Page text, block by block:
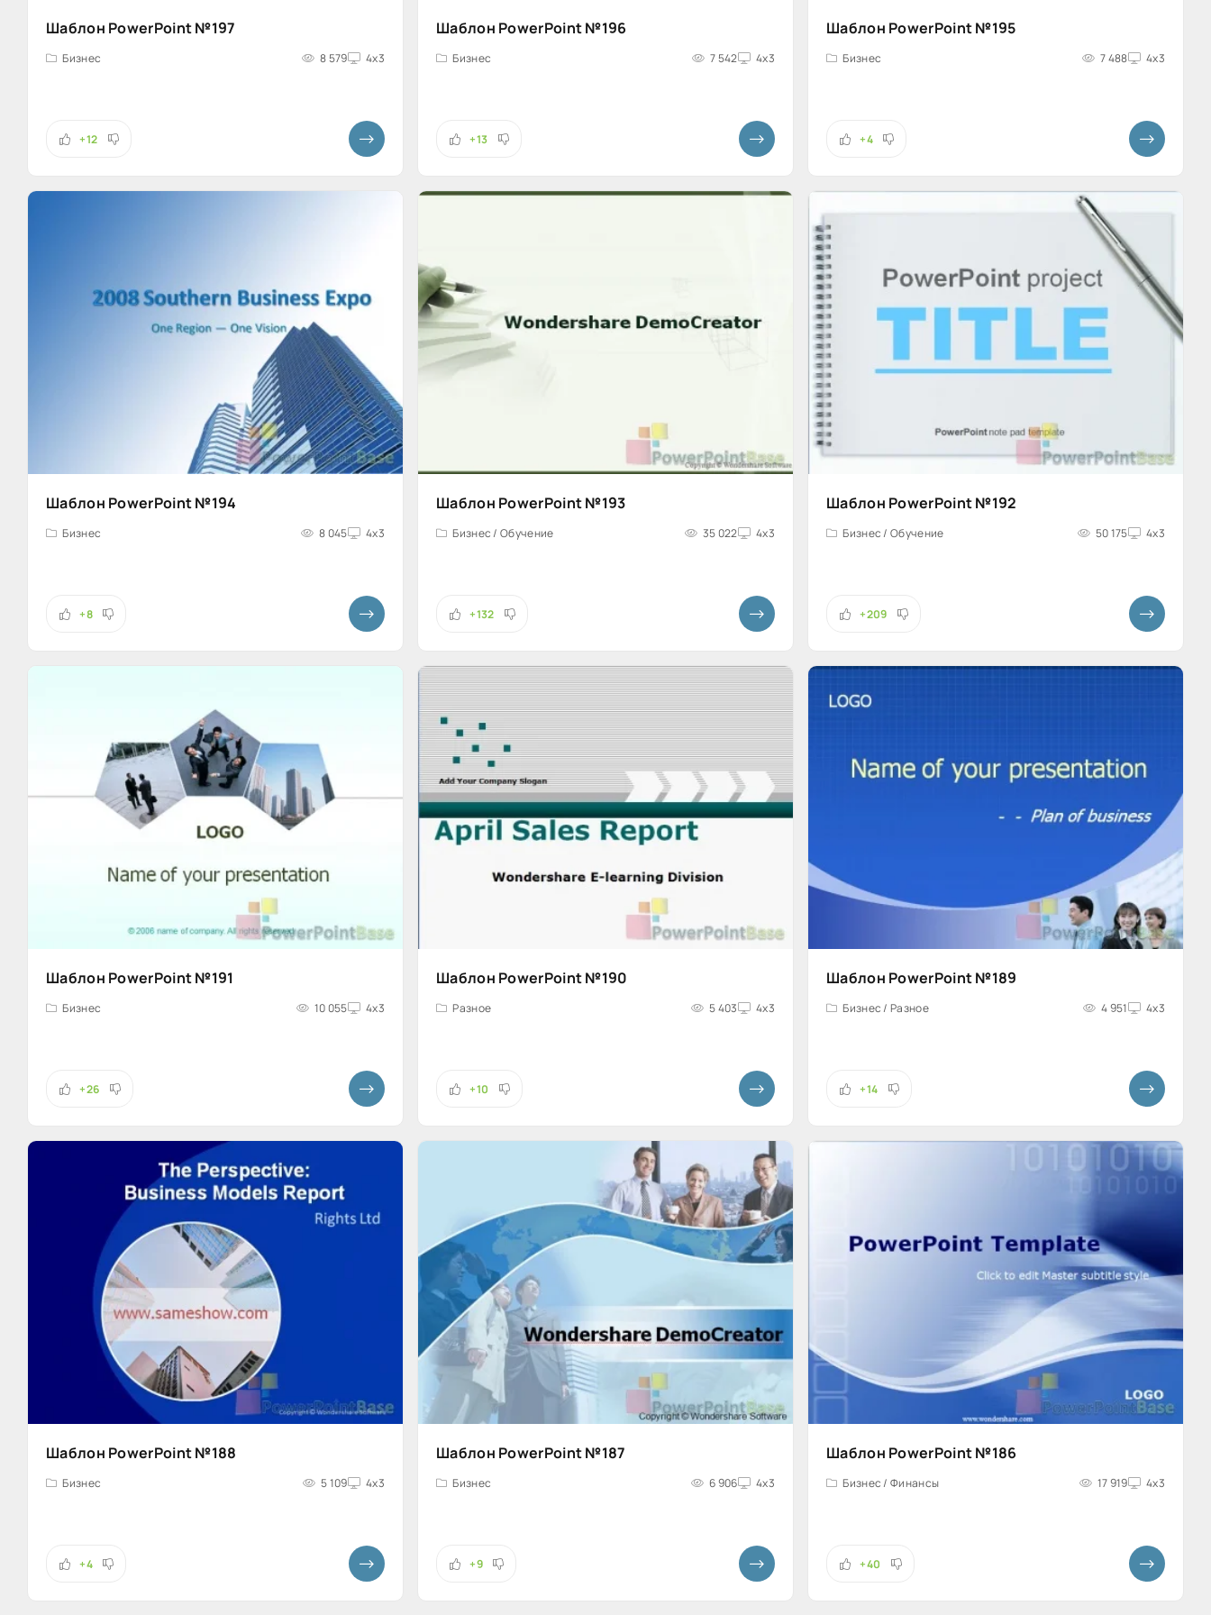
Шаблон PowerPoint №197
Бизнес 8 579 4x3
+12
Шаблон PowerPoint №196
Бизнес 7 542 4x3
+13
Шаблон PowerPoint №195
Бизнес 7 488 4x3
+4
Шаблон PowerPoint №194
Бизнес 8 045 4x3
+8
Шаблон PowerPoint №193
Бизнес / Обучение 35 022 4x3
+132
Шаблон PowerPoint №192
Бизнес / Обучение 50 175 4x3
+209
Шаблон PowerPoint №191
Бизнес 10 055 4x3
+26
Шаблон PowerPoint №190
Разное 5 403 4x3
+10
Шаблон PowerPoint №189
Бизнес / Разное 4 951 4x3
+14
Шаблон PowerPoint №188
Бизнес 5 109 4x3
+4
Шаблон PowerPoint №187
Бизнес 6 906 4x3
+9
Шаблон PowerPoint №186
Бизнес / Финансы 17 919 4x3
+40